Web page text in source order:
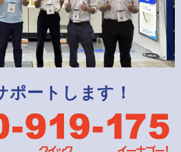
ポートします！